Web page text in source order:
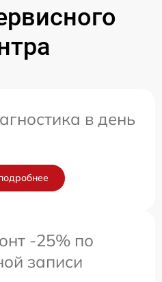
в день
-25% по
записи